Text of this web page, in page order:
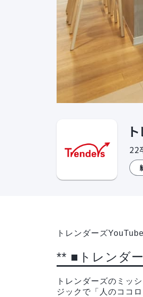
22
トレンダーズ
** ■トレンダ
トレンダーズのミッ
ジックで「人のココ